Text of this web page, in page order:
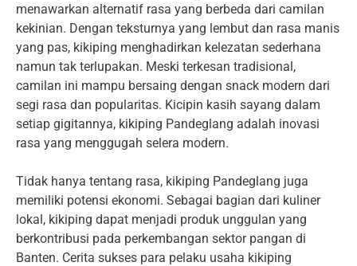
menawarkan alternatif rasa yang berbeda dari camilan
kekinian. Dengan teksturnya yang lembut dan rasa manis
yang pas, kikiping menghadirkan kelezatan sederhana
namun tak terlupakan. Meski terkesan tradisional,
camilan ini mampu bersaing dengan snack modern dari
segi rasa dan popularitas. Kicipin kasih sayang dalam
setiap gigitannya, kikiping Pandeglang adalah inovasi
rasa yang menggugah selera modern.
Tidak hanya tentang rasa, kikiping Pandeglang juga
memiliki potensi ekonomi. Sebagai bagian dari kuliner
lokal, kikiping dapat menjadi produk unggulan yang
berkontribusi pada perkembangan sektor pangan di
Banten. Cerita sukses para pelaku usaha kikiping